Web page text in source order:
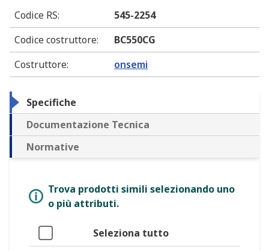
Codice RS:
545-2254
Codice costruttore:
BC550CG
Costruttore: onsemi
Specifiche
Documentazione Tecnica
Normative
Trova prodotti simili selezionando uno
o più attributi.
Seleziona tutto